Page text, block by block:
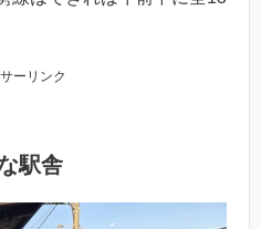
ーリンク
駅舎